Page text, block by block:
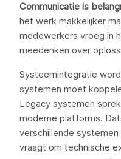
Communicatie is
het werk makkelijker
medewerkers vroeg in
meedenken over
Systeemintegratie
systemen moet
Legacy systemen
moderne platforms.
verschillende
vraagt om technische